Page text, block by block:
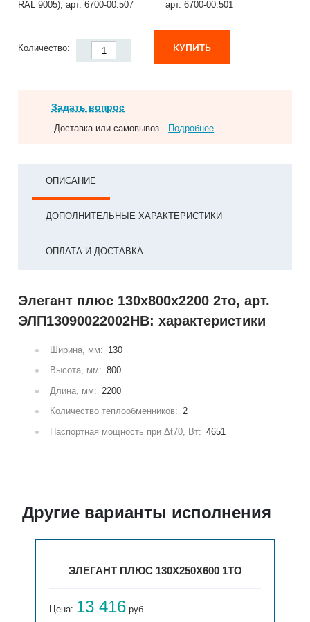
RAL 9005), арт. 6700-00.507 арт. 6700-00.501
Количество: КУПИТЬ
Задать вопрос
Доставка или самовывоз - Подробнее
ОПИСАНИЕ
ДОПОЛНИТЕЛЬНЫЕ ХАРАКТЕРИСТИКИ
ОПЛАТА И ДОСТАВКА
Элегант плюс 130x800x2200 2то, арт.
ЭЛП13090022002НВ: характеристики
Ширина, мм: 130
Высота, мм: 800
Длина, мм: 2200
Количество теплообменников: 2
Паспортная мощность при Δt70, Вт: 4651
Другие варианты исполнения
ЭЛЕГАНТ ПЛЮС 130X250X600 1ТО
Цена: 13 416 руб.